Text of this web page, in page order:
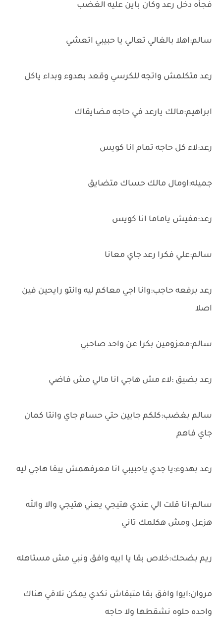
فجأه دخل رعد وكان باين عليه الغضب
سالم:اهلا بالغالي تعالي يا حبيبي اتعشي
رعد متكلمش واتجه للكرسي وقعد بهدوء وبداء ياكل
ابراهيم:مالك يارعد في حاجه مضايقاك
رعد:لاء كل حاجه تمام انا كويس
جميله:اومال مالك حساك متضايق
رعد:مفيش ياماما انا كويس
سالم:علي فكرا رعد جاي معانا
رعد برفعه حاجب:وانا اجي معاكم ليه وانتو رايحين فين
اصلا
سالم:معزومين بكرا عن واحد صاحبي
رعد بضيق :لاء مش هاجي انا مالي مش فاضي
سالم بغضب:كلكم جايين حتي حسام جاي وانتا كمان
جاي فاهم
رعد بهدوء:يا جدي ياحبيبي انا معرفهمش يبقا هاجي ليه
سالم:انا قلت الي عندي هتيجي يعني هتيجي والا والله
هزعل ومش هكلمك تاني
ريم بضحك:خلاص بقا يا ابيه وافق ونبي مش مستاهله
مروان:ايوا وافق بقا متبقاش نكدي يمكن نلاقي هناك
واحده حلوه نشقطها ولا حاجه